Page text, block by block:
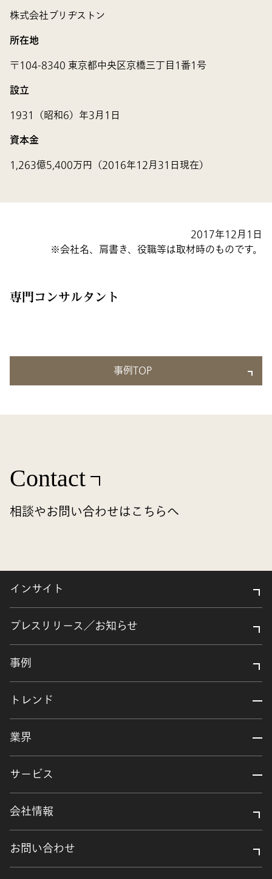
株式会社ブリヂストン
所在地
〒104-8340 東京都中央区京橋三丁目1番1号
設立
1931（昭和6）年3月1日
資本金
1,263億5,400万円（2016年12月31日現在）
2017年12月1日
会社名、肩書き、役職等は取材時のものです。
専門コンサルタント
事例TOP
Contact
相談やお問い合わせはこちらへ
インサイト
プレスリリース／お知らせ
事例
トレンド
業界
サービス
会社情報
お問い合わせ